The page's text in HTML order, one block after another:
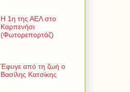
Η 1η της ΑΕΛ στο
Καρπενήσι
(Φωτορεπορτάζ)
Έφυγε από τη ζωή ο
Βασίλης Κατσίκης